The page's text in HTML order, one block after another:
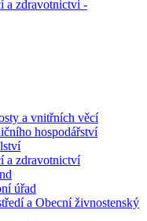
a zdravotnictví -
a vnitřních věcí
hospodářství
a zdravotnictví
úřad
a Obecní živnostenský